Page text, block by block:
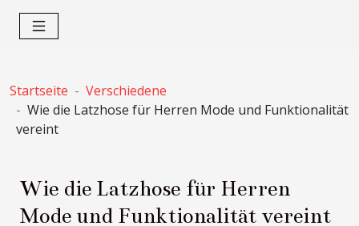
Startseite
Verschiedene
Wie die Latzhose für Herren Mode und Funktionalität
vereint
Wie die Latzhose für Herren
Mode und Funktionalität vereint